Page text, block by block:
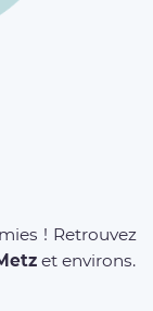
! Retrouvez
et environs.